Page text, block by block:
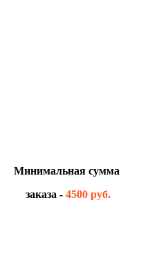
Минимальная сумма
заказа - 4500 руб.